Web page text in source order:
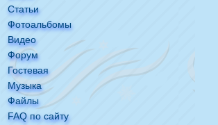
Статьи
Фотоальбомы
Видео
Форум
Гостевая
Музыка
Файлы
FAQ по сайту